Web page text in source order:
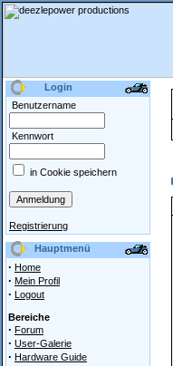
Login
Benutzername
Kennwort
in Cookie speichern
Registrierung
Hauptmenü
· Home
· Mein Profil
· Logout
Bereiche
· Forum
· User-Galerie
· Hardware Guide